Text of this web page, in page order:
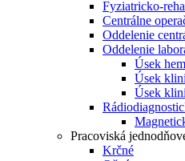
Fyziatricko-
Centrálne
Oddelenie
Oddelenie
Úsek
Úsek
Úsek
Pracoviská
Krčné